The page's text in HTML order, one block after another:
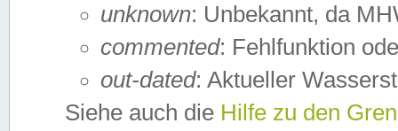
unknown: Unbekannt, da
commented: Fehlfunktion
out-dated: Aktueller
Siehe auch die Hilfe zu den